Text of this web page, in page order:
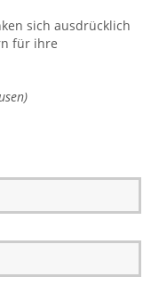
sich ausdrücklich
für ihre